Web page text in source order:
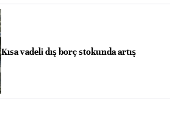
Kısa vadeli dış borç stokunda artış